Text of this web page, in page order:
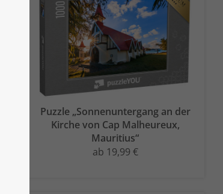
Puzzle „Sonnenuntergang an der
Kirche von Cap Malheureux,
Mauritius“
ab 19,99 €